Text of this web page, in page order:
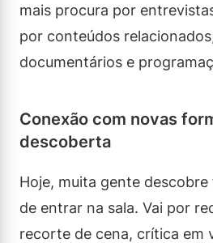
mais procura por
por conteúdos
documentários e
Conexão com novas
descoberta
Hoje, muita gente
de entrar na sala. Vai por
recorte de cena, crítica em